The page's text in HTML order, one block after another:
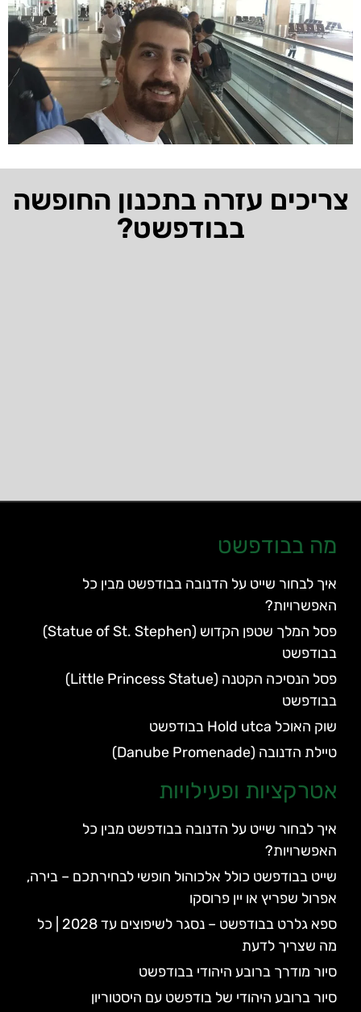
צריכים עזרה בתכנון החופשה
בבודפשט?
מה בבודפשט
איך לבחור שייט על הדנובה בבודפשט מבין כל
האפשרויות?
פסל המלך שטפן הקדוש (Statue of St. Stephen)
בבודפשט
פסל הנסיכה הקטנה (Little Princess Statue)
בבודפשט
שוק האוכל Hold utca בבודפשט
טיילת הדנובה (Danube Promenade)
אטרקציות ופעילויות
איך לבחור שייט על הדנובה בבודפשט מבין כל
האפשרויות?
שייט בבודפשט כולל אלכוהול חופשי לבחירתכם – בירה,
אפרול שפריץ או יין פרוסקו
ספא גלרט בבודפשט – נסגר לשיפוצים עד 2028 | כל
מה שצריך לדעת
סיור מודרך ברובע היהודי בבודפשט
סיור ברובע היהודי של בודפשט עם היסטוריון